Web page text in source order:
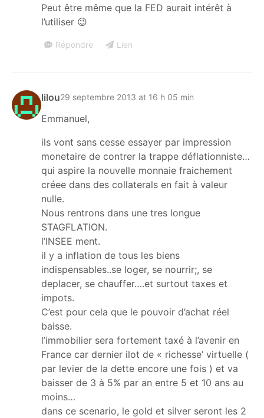
Peut être même que la FED aurait intérêt à
l’utiliser 😉
Répondre Lien
lilou29 septembre 2013 at 16 h 05 min
Emmanuel,
ils vont sans cesse essayer par impression
monetaire de contrer la trappe déflationniste…
qui aspire la nouvelle monnaie fraichement
créee dans des collaterals en fait à valeur
nulle.
Nous rentrons dans une tres longue
STAGFLATION.
l’INSEE ment.
il y a inflation de tous les biens
indispensables..se loger, se nourrir;, se
deplacer, se chauffer….et surtout taxes et
impots.
C’est pour cela que le pouvoir d’achat réel
baisse.
l’immobilier sera fortement taxé à l’avenir en
France car dernier ilot de « richesse’ virtuelle (
par levier de la dette encore une fois ) et va
baisser de 3 à 5% par an entre 5 et 10 ans au
moins…
dans ce scenario, le gold et silver seront les 2